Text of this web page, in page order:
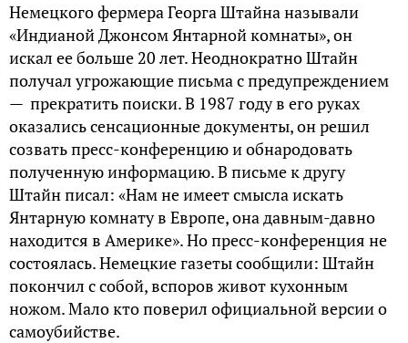
Немецкого фермера Георга Штайна называли
«Индианой Джонсом Янтарной комнаты», он
искал ее больше 20 лет. Неоднократно Штайн
получал угрожающие письма с предупреждением
— прекратить поиски. В 1987 году в его руках
оказались сенсационные документы, он решил
созвать пресс-конференцию и обнародовать
полученную информацию. В письме к другу
Штайн писал: «Нам не имеет смысла искать
Янтарную комнату в Европе, она давным-давно
находится в Америке». Но пресс-конференция не
состоялась. Немецкие газеты сообщили: Штайн
покончил с собой, вспоров живот кухонным
ножом. Мало кто поверил официальной версии о
самоубийстве.